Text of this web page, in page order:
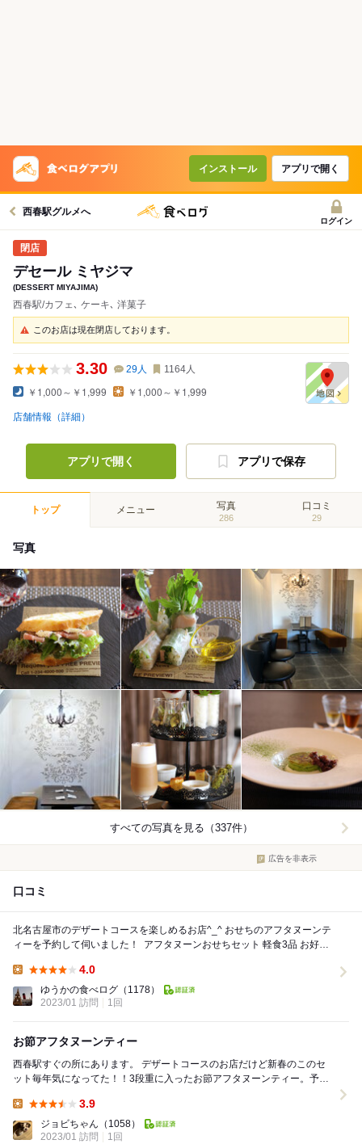
インストール アプリで開く
西春駅グルメへ
ログイン
デセール ミヤジマ
(DESSERT MIYAJIMA)
西春駅/カフェ､ ケーキ､ 洋菓子
このお店は現在閉店しております。
3.30 29人 1164人
￥1,000～￥1,999 ￥1,000～￥1,999
店舗情報（詳細）
アプリで開く アプリで保存
トップ メニュー 写真
286
口コミ
29
写真
すべての写真を見る（337件）
広告を非表示
口コミ
北名古屋市のデザートコースを楽しめるお店^_^ おせちのアフタヌーンテ
ィーを予約して伺いました！ ⁡ アフタヌーンおせちセット 軽食3品 お好き
4.0
ゆうかの食べログ （1178）
2023/01 訪問
1回
お節アフタヌーンティー
西春駅すぐの所にあります。 デザートコースのお店だけど新春のこのセ
ット毎年気になってた！！3段重に入ったお節アフタヌーンティー。予約
3.9
ジョビちゃん （1058）
2023/01 訪問
1回